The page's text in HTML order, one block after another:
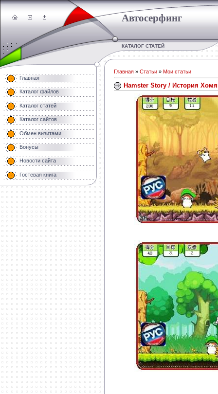
Автосерфинг
КАТАЛОГ СТАТЕЙ
Главная
Каталог файлов
Каталог статей
Каталог сайтов
Обмен визитами
Бонусы
Новости сайта
Гостевая книга
Главная » Статьи » Мои статьи
Hamster Story / История